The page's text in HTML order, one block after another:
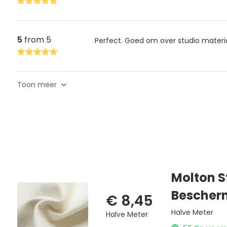
5 from 5 Perfect. Goed om over studio
Toon meer
€ 8,45
Halve Meter
Molton
Halve Meter